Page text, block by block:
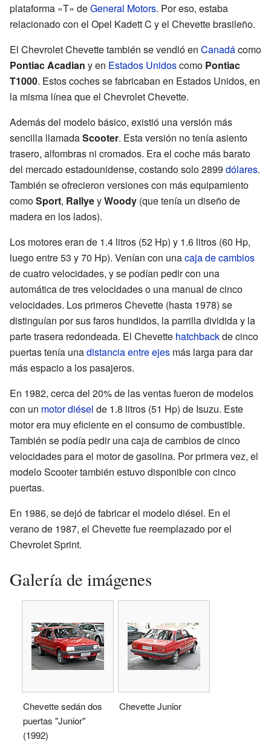
plataforma «T» deGeneral Motors. Por eso, estaba
relacionado con el Opel Kadett C y el Chevette brasileño.
El Chevrolet Chevette también se vendió en Canadácomo
Pontiac Acadian y en Estados Unidoscomo Pontiac
T1000. Estos coches se fabricaban en Estados Unidos, en
la misma línea que el Chevrolet Chevette.
Además del modelo básico, existió una versión más
sencilla llamadaScooter. Esta versión no tenía asiento
trasero, alfombras ni cromados. Era el coche más barato
del mercado estadounidense, costando solo 2899 dólares.
También se ofrecieron versiones con más equipamiento
comoSport, RallyeyWoody (que tenía un diseño de
madera en los lados).
Los motores eran de 1.4 litros (52 Hp) y 1.6 litros (60 Hp,
luego entre 53 y 70 Hp). Venían con unacaja de cambios
de cuatro velocidades, y se podían pedir con una
automática de tres velocidades o una manual de cinco
velocidades. Los primeros Chevette (hasta 1978) se
distinguían por sus faros hundidos, la parrilla dividida y la
parte trasera redondeada. El Chevette hatchbackde cinco
puertas tenía unadistancia entre ejes más larga para dar
más espacio a los pasajeros.
En 1982, cerca del 20% de las ventas fueron de modelos
con un motor diésel de 1.8 litros (51 Hp) de Isuzu. Este
motor era muy eficiente en el consumo de combustible.
También se podía pedir una caja de cambios de cinco
velocidades para el motor de gasolina. Por primera vez, el
modelo Scooter también estuvo disponible con cinco
puertas.
En 1986, se dejó de fabricar el modelo diésel. En el
verano de 1987, el Chevette fue reemplazado por el
Chevrolet Sprint.
Galería de imágenes
Chevette sedán dos
puertas "Junior"
(1992)
Chevette Junior